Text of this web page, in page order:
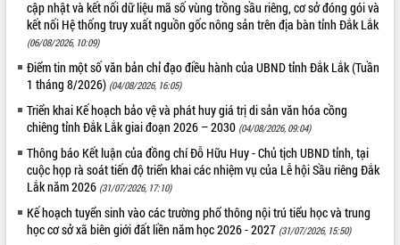
ALBUM ẢNH
LIÊN KẾT WEB
cập nhật và kết nối dữ liệu mã số vùng trồng sầu riêng, cơ sở đóng gói và
kết nối Hệ thống truy xuất nguồn gốc nông sản trên địa bàn tỉnh Đắk Lắk
(06/08/2026, 10:09)
Điểm tin một số văn bản chỉ đạo điều hành của UBND tỉnh Đắk Lắk (Tuần
1 tháng 8/2026) (04/08/2026, 16:05)
Triển khai Kế hoạch bảo vệ và phát huy giá trị di sản văn hóa cồng
chiêng tỉnh Đắk Lắk giai đoạn 2026 – 2030 (04/08/2026, 09:04)
Thông báo Kết luận của đồng chí Đỗ Hữu Huy - Chủ tịch UBND tỉnh, tại
cuộc họp rà soát tiến độ triển khai các nhiệm vụ của Lễ hội Sầu riêng Đắk
Lắk năm 2026 (31/07/2026, 17:10)
Kế hoạch tuyển sinh vào các trường phổ thông nội trú tiểu học và trung
học cơ sở xã biên giới đất liền năm học 2026 - 2027 (31/07/2026, 15:50)